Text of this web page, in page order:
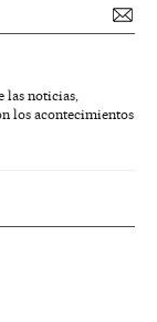
las noticias,
los acontecimientos